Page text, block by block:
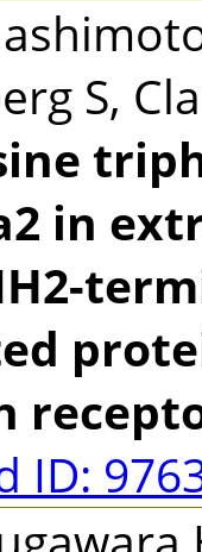
S,
in
ID: